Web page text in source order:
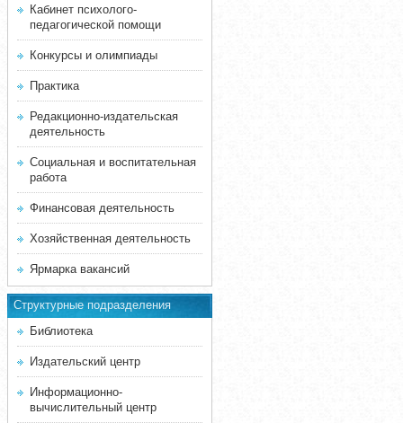
Кабинет психолого-
педагогической помощи
Конкурсы и олимпиады
Практика
Редакционно-издательская
деятельность
Социальная и воспитательная
работа
Финансовая деятельность
Хозяйственная деятельность
Ярмарка вакансий
Структурные подразделения
Библиотека
Издательский центр
Информационно-
вычислительный центр